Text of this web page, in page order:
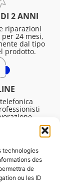
technologies
des
de
ou les ID
2 ANNI
riparazioni
24 mesi,
dal tipo
prodotto.
dalle